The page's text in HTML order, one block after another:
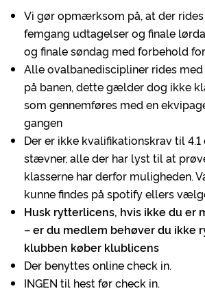
Vi gør opmærksom på, at der
femgang udtagelser og finale
og finale søndag med forbehold
Alle ovalbanediscipliner rides
på banen, dette gælder dog ikke
som gennemføres med en
gangen
Der er ikke kvalifikationskrav til 4.1
stævner, alle der har lyst til at
klasserne har derfor muligheden.
kunne findes på spotify ellers
Husk rytterlicens, hvis ikke du er
– er du medlem behøver du ikke
klubben køber klublicens
Der benyttes online check in.
INGEN til hest før check in.